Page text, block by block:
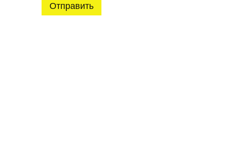
2 811 грн
Отправить